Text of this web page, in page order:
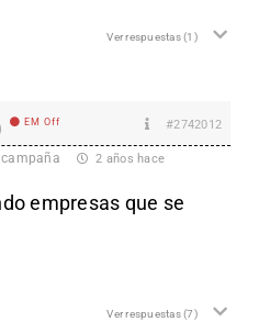
Ver respuestas(1)
EM Off #2742012
2 años hace
empresas que se
Ver respuestas(7)